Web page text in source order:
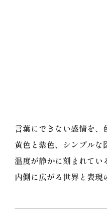
言葉にできない感情を
黄色と紫色、シンプル
温度が静かに刻まれて
内側に広がる世界と表現